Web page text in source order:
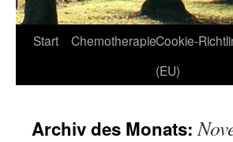
Start ChemotherapieCookie-
(EU)
Archiv des Monats: